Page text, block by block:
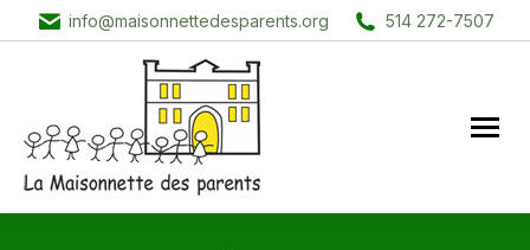
info@maisonnettedesparents.org 514 272-7507